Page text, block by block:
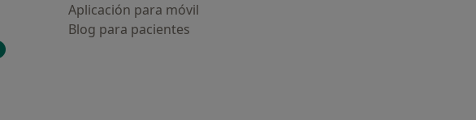
Aplicación para móvil
Blog para pacientes